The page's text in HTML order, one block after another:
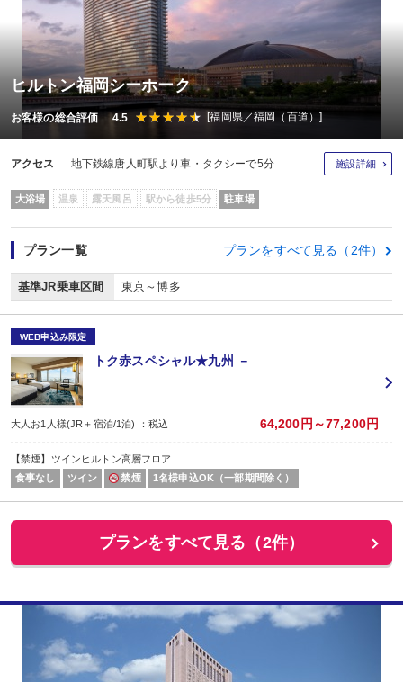
ヒルトン福岡シーホーク
お客様の総合評価 4.5 [福岡県／福岡（百道）]
アクセス 地下鉄線唐人町駅より車・タクシーで5分 施設詳細
大浴場 温泉 露天風呂 駅から徒歩5分 駐車場
プラン一覧 プランをすべて見る（2件）
基準JR乗車区間 東京～博多
WEB申込み限定
トク赤スペシャル★九州 －
大人お1人様(JR＋宿泊/1泊) ：税込 64,200円～77,200円
【禁煙】ツインヒルトン高層フロア
食事なし
ツイン 禁煙 1名様申込OK（一部期間除く）
プランをすべて見る（2件）